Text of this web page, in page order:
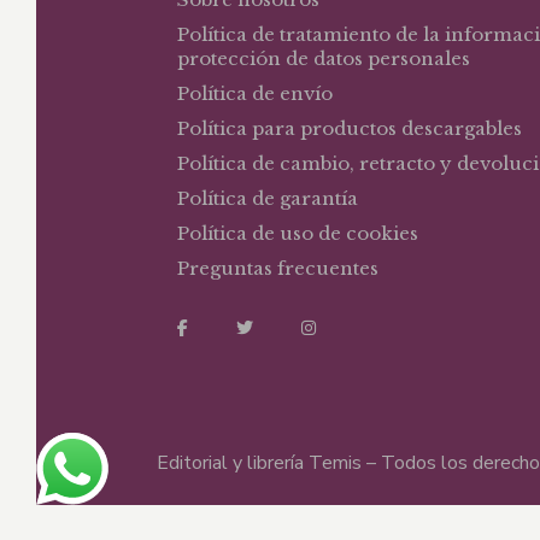
Política de tratamiento de la
protección de datos personales
Política de envío
Política para productos descargables
Política de cambio, retracto y
Política de garantía
Política de uso de cookies
Preguntas frecuentes
Editorial y librería Temis – Todos los